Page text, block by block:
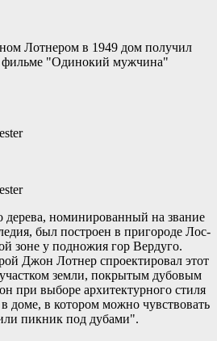
Лотнером в 1949 дом получил
фильме "Одинокий мужчина"
дерева, номинированный на звание
был построен в пригороде Лос-
зоне у подножия гор Вердуго.
Джон Лотнер спроектировал этот
земли, покрытым дубовым
при выборе архитектурного стиля
доме, в котором можно чувствовать
пикник под дубами".